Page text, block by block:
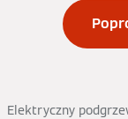
Elektryczny